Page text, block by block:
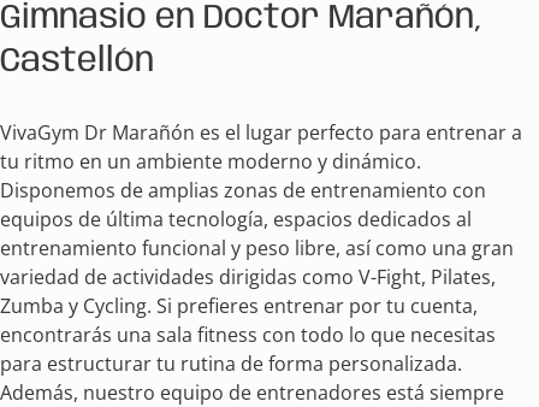
Gimnasio en Doctor Marañón,
Castellón
VivaGym Dr Marañón es el lugar perfecto para entrenar a
tu ritmo en un ambiente moderno y dinámico.
Disponemos de amplias zonas de entrenamiento con
equipos de última tecnología, espacios dedicados al
entrenamiento funcional y peso libre, así como una gran
variedad de actividades dirigidas como V-Fight, Pilates,
Zumba y Cycling. Si prefieres entrenar por tu cuenta,
encontrarás una sala fitness con todo lo que necesitas
para estructurar tu rutina de forma personalizada.
Además, nuestro equipo de entrenadores está siempre